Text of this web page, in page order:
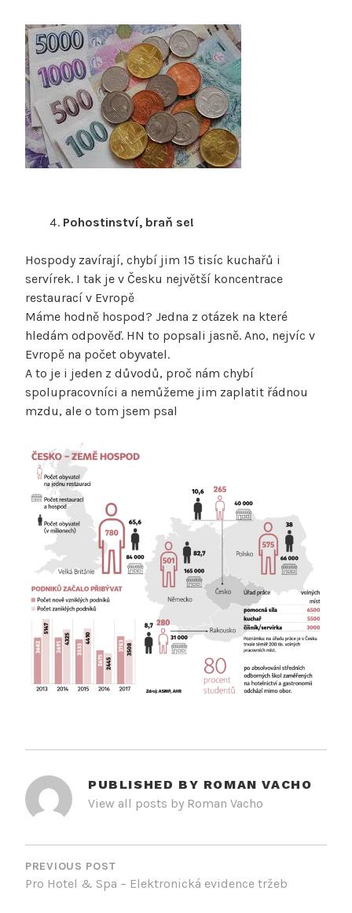
Pohostinství, braň se!
Hospody zavírají, chybí jim 15 tisíc kuchařů i
servírek. I tak je v Česku největší koncentrace
restaurací v Evropě
Máme hodně hospod? Jedna z otázek na které
hledám odpověď. HN to popsali jasně. Ano, nejvíc v
Evropě na počet obyvatel.
A to je i jeden z důvodů, proč nám chybí
spolupracovníci a nemůžeme jim zaplatit řádnou
mzdu, ale o tom jsem psal
PUBLISHED BY ROMAN VACHO
View all posts by Roman Vacho
NAVIGACE
PRO
PŘÍSPĚVEK
PREVIOUS POST
Pro Hotel & Spa – Elektronická evidence tržeb